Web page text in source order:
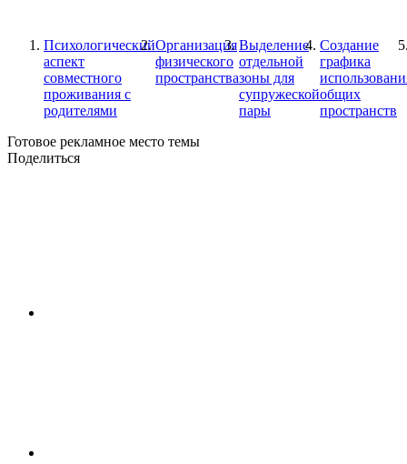
Психологический
аспект
совместного
проживания с
родителями
Организация
физического
пространства
Выделение
отдельной
зоны для
супружеской
пары
Создание
графика
общих
пространств
Готовое рекламное место темы
Поделиться